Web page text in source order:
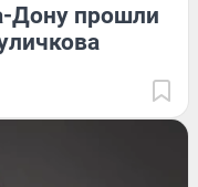
Дону прошли